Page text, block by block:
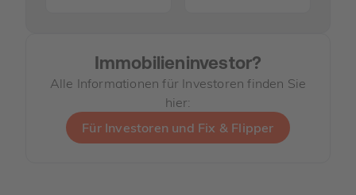
Immobilieninvestor?
Alle Informationen für Investoren finden Sie
hier:
Für Investoren und Fix & Flipper